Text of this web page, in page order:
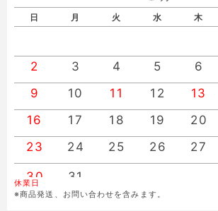
日 月 火 水 木
2
3 4 5 6
9
10 11 12 13
16
17 18 19 20
23
24 25 26 27
30 31
休業日
※商品発送、お問い合わせを含みます。